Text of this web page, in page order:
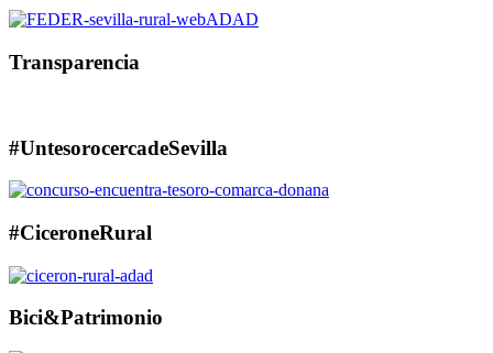
Transparencia
#UntesorocercadeSevilla
#CiceroneRural
Bici&Patrimonio